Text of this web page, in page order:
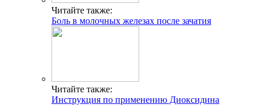
Читайте также:
Боль в молочных железах после зачатия
Читайте также:
Инструкция по применению Диоксидина